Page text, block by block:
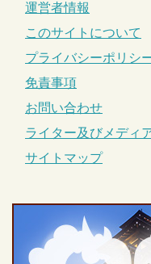
運営者情報
このサイトについて
プライバシーポリシ
免責事項
お問い合わせ
ライター及びメディ
サイトマップ